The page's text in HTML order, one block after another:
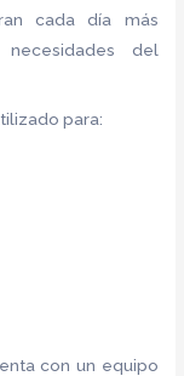
cada día más
del
para:
con un equipo